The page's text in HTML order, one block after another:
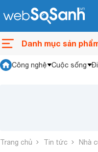
Danh mục sản
Công nghệ Cuộc sống
Trang chủ Tin tức Nhà